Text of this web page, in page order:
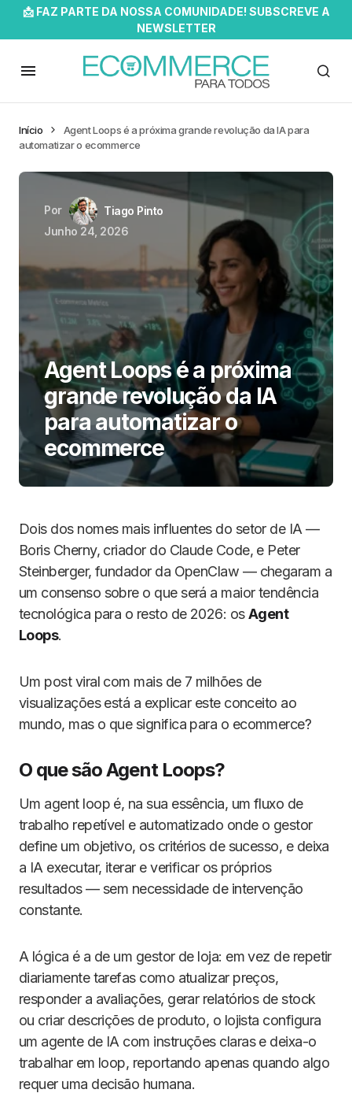
📩 FAZ PARTE DA NOSSA COMUNIDADE! SUBSCREVE A
NEWSLETTER
Início
Agent Loops é a próxima grande revolução da IA para
automatizar o ecommerce
Por
Tiago Pinto
Junho 24, 2026
Agent Loops é a próxima
grande revolução da IA
para automatizar o
ecommerce
Dois dos nomes mais influentes do setor de IA —
Boris Cherny, criador do Claude Code, e Peter
Steinberger, fundador da OpenClaw — chegaram a
um consenso sobre o que será a maior tendência
tecnológica para o resto de 2026: osAgent
Loops.
Um post viral com mais de 7 milhões de
visualizações está a explicar este conceito ao
mundo, mas o que significa para o ecommerce?
O que são Agent Loops?
Um agent loop é, na sua essência, um fluxo de
trabalho repetível e automatizado onde o gestor
define um objetivo, os critérios de sucesso, e deixa
a IA executar, iterar e verificar os próprios
resultados — sem necessidade de intervenção
constante.
A lógica é a de um gestor de loja: em vez de repetir
diariamente tarefas como atualizar preços,
responder a avaliações, gerar relatórios de stock
ou criar descrições de produto, o lojista configura
um agente de IA com instruções claras e deixa-o
trabalhar em loop, reportando apenas quando algo
requer uma decisão humana.